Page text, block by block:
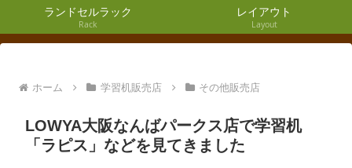
ランドセルラック
Rack
レイアウト
Layout
ホーム 学習机販売店 その他販売店
LOWYA大阪なんばパークス店で学習机
「ラピス」などを見てきました